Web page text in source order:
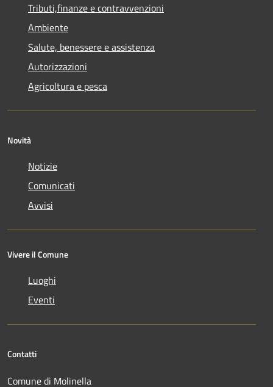
Tributi,finanze e contravvenzioni
Ambiente
Salute, benessere e assistenza
Autorizzazioni
Agricoltura e pesca
Novità
Notizie
Comunicati
Avvisi
Vivere il Comune
Luoghi
Eventi
Contatti
Comune di Molinella